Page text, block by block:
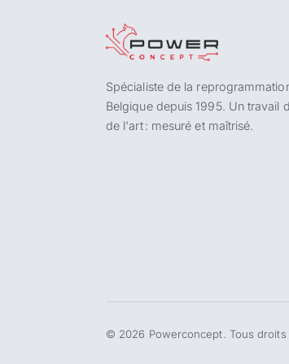
Spécialiste de la
Belgique depuis 1995. Un travail
de l'art : mesuré et maîtrisé.
© 2026 Powerconcept. Tous droits